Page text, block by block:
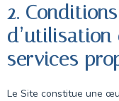
2.
services
Le Site constitue une